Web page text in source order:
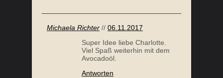
Michaela Richter // 06.11.2017
Super Idee liebe Charlotte.
Viel Spaß weiterhin mit dem
Avocadoöl.
Antworten